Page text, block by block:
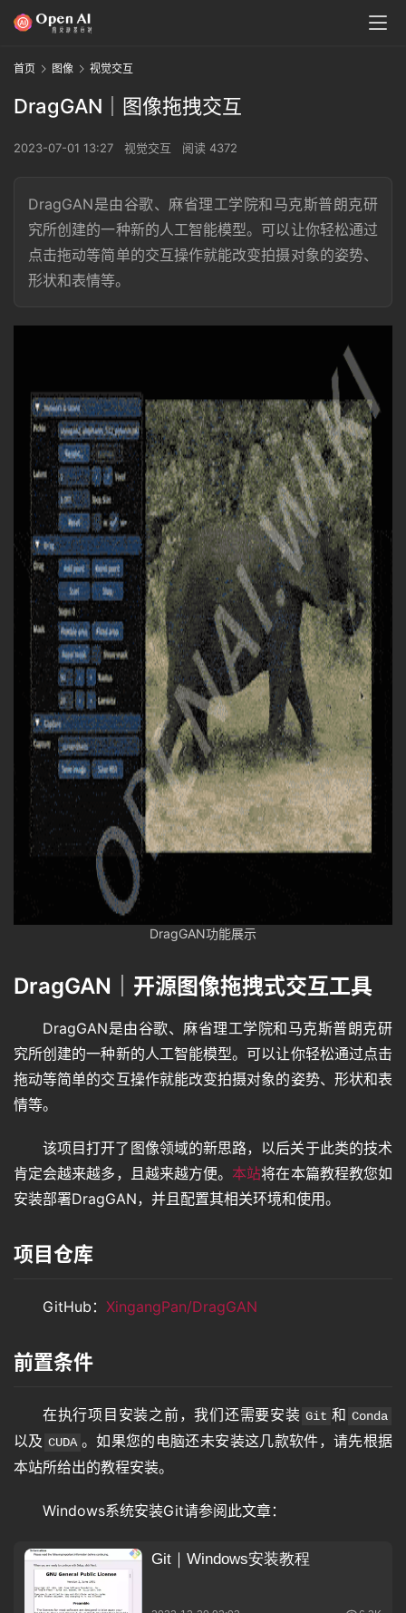
首页 图像 视觉交互
DragGAN｜图像拖拽交互
2023-07-01 13:27 视觉交互 阅读 4372
DragGAN是由谷歌、麻省理工学院和马克斯普朗克研
究所创建的一种新的人工智能模型。可以让你轻松通过
点击拖动等简单的交互操作就能改变拍摄对象的姿势、
形状和表情等。
DragGAN功能展示
DragGAN｜开源图像拖拽式交互工具
DragGAN是由谷歌、麻省理工学院和马克斯普朗克研
究所创建的一种新的人工智能模型。可以让你轻松通过点击
拖动等简单的交互操作就能改变拍摄对象的姿势、形状和表
情等。
该项目打开了图像领域的新思路，以后关于此类的技术
肯定会越来越多，且越来越方便。 本站将在本篇教程教您如
安装部署DragGAN，并且配置其相关环境和使用。
项目仓库
GitHub： XingangPan/DragGAN
前置条件
在执行项目安装之前，我们还需要安装 Git 和 Conda
以及 CUDA 。如果您的电脑还未安装这几款软件，请先根据
本站所给出的教程安装。
Windows系统安装Git请参阅此文章：